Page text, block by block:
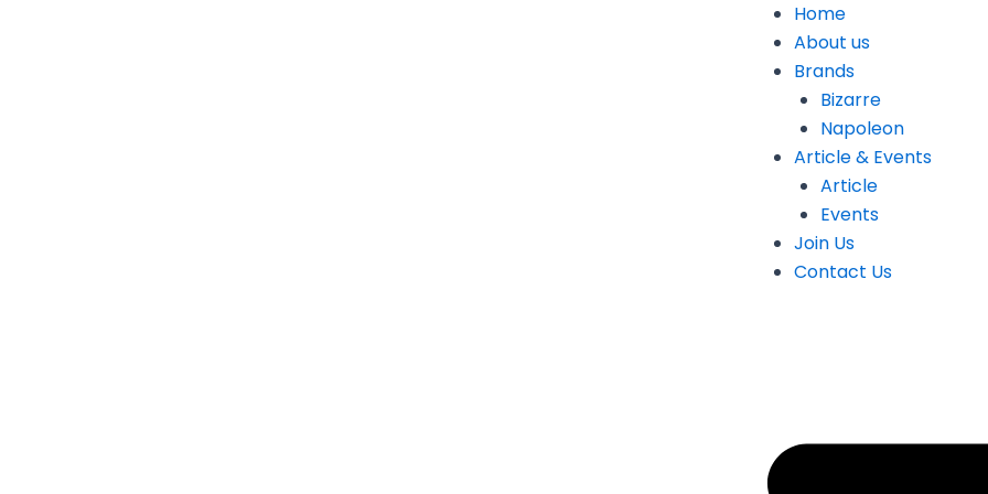
Home
About us
Brands
Bizarre
Napoleon
Article & Events
Article
Events
Join Us
Contact Us